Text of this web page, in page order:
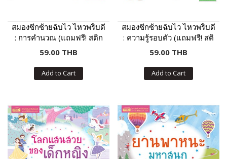
สมองซีกซ้ายฉับไว ไหวพริบดี
: การคำนวณ (แถมฟรี! สติก
เกอร์)
59.00 THB
Add to Cart
สมองซีกซ้ายฉับไว ไหวพริบดี
: ความรู้รอบตัว (แถมฟรี! สติ
กเกอร์)
59.00 THB
Add to Cart